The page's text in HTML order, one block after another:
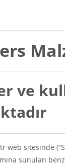
ve
web sitesinde
sunulan